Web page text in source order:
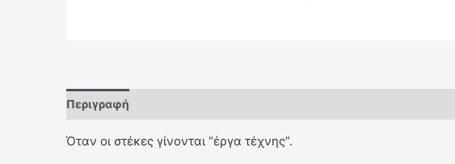
Περιγραφή
Όταν οι στέκες γίνονται “έργα τέχνης”.